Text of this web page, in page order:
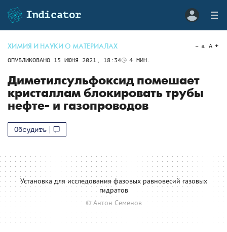
ХИМИЯ И НАУКИ О МАТЕРИАЛАХ
ОПУБЛИКОВАНО 15 ИЮНЯ 2021, 18:34 4 МИН.
a A
Диметилсульфоксид помешает
кристаллам блокировать трубы
нефте- и газопроводов
Обсудить
Установка для исследования фазовых равновесий газовых
гидратов
© Антон Семенов